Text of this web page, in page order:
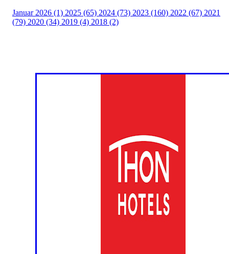
Januar 2026 (1) 2025 (65) 2024 (73) 2023 (160) 2022 (67) 2021
(79) 2020 (34) 2019 (4) 2018 (2)